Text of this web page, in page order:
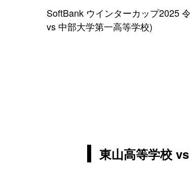
SoftBank ウインターカップ2025
vs 中部大学第一高等学校)
東山高等学校